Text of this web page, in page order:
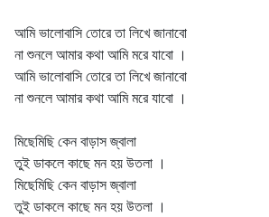
আমি ভালোবাসি তোরে তা লিখে জানাবো
না শুনলে আমার কথা আমি মরে যাবো ।
আমি ভালোবাসি তোরে তা লিখে জানাবো
না শুনলে আমার কথা আমি মরে যাবো ।
মিছেমিছি কেন বাড়াস জ্বালা
তুই ডাকলে কাছে মন হয় উতলা ।
মিছেমিছি কেন বাড়াস জ্বালা
তুই ডাকলে কাছে মন হয় উতলা ।